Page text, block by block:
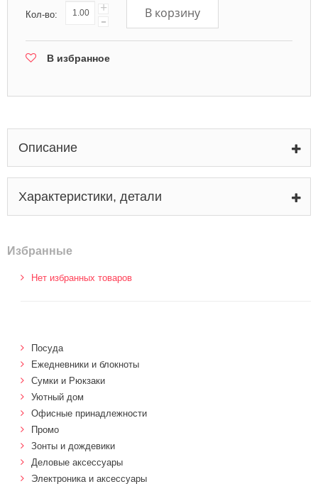
Кол-во: +
- В корзину
В избранное
Описание
Характеристики, детали
Избранные
Нет избранных товаров
Посуда
Ежедневники и блокноты
Сумки и Рюкзаки
Уютный дом
Офисные принадлежности
Промо
Зонты и дождевики
Деловые аксессуары
Электроника и аксессуары